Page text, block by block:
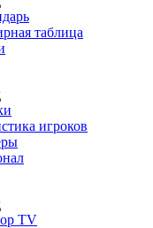
таблица
игроков
TV